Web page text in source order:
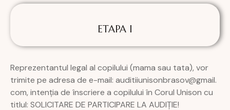
ETAPA I
Reprezentantul legal al copilului (mama sau tata), vor
trimite pe adresa de e-mail: auditiiunisonbrasov@gmail.
com, intenția de înscriere a copilului în Corul Unison cu
titlul: SOLICITARE DE PARTICIPARE LA AUDIȚIE!